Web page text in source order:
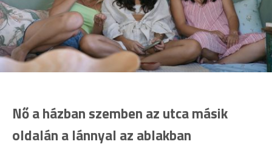
Nő a házban szemben az utca másik
oldalán a lánnyal az ablakban